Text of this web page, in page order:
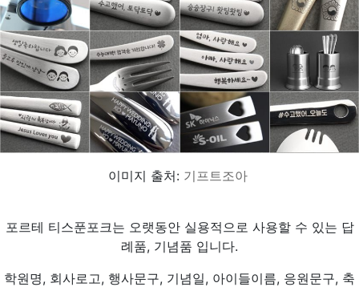
이미지 출처: 기프트조아
포르테 티스푼포크는 오랫동안 실용적으로 사용할 수 있는 답
례품, 기념품 입니다.
학원명, 회사로고, 행사문구, 기념일, 아이들이름, 응원문구, 축